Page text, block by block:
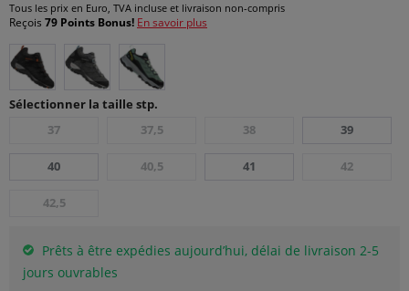
Tous les prix en Euro, TVA incluse et livraison non-compris
Reçois 79 Points Bonus! En savoir plus
Sélectionner la taille stp.
37
37,5 38 39
40 40,5 41 42
42,5
Prêts à être expédies aujourd’hui, délai de livraison 2-5
jours ouvrables